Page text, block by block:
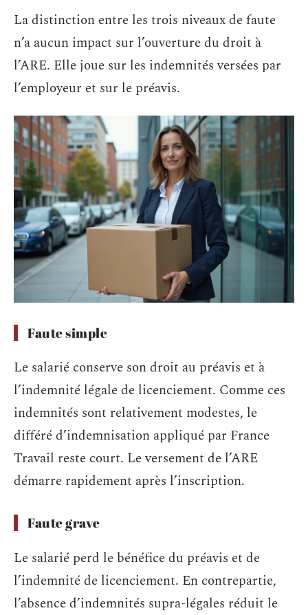
La distinction entre les trois niveaux de faute
n’a aucun impact sur l’ouverture du droit à
l’ARE. Elle joue sur les indemnités versées par
l’employeur et sur le préavis.
Faute simple
Le salarié conserve son droit au préavis et à
l’indemnité légale de licenciement. Comme ces
indemnités sont relativement modestes, le
différé d’indemnisation appliqué par France
Travail reste court. Le versement de l’ARE
démarre rapidement après l’inscription.
Faute grave
Le salarié perd le bénéfice du préavis et de
l’indemnité de licenciement. En contrepartie,
l’absence d’indemnités supra-légales réduit le